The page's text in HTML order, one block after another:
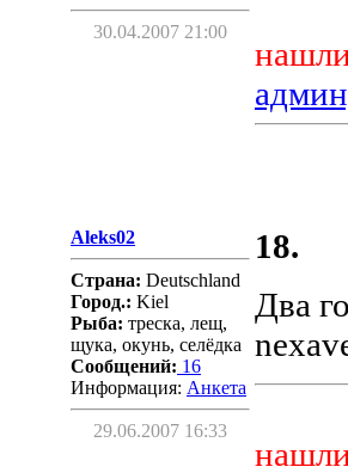
30.04.2007 21:00
Aleks02
Страна: Deutschland
Город.: Kiel
Рыба: треска, лещ,
щука, окунь, селёдка
Сообщений: 16
Информация: Aнкета
29.06.2007 16:33
18.
Два